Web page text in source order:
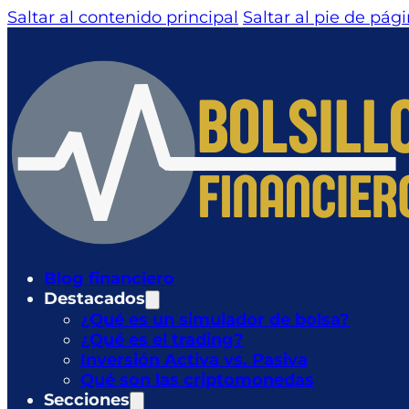
Saltar al contenido principal Saltar al pie de
Blog financiero
Destacados
¿Qué es un simulador de bolsa?
¿Qué es el trading?
Inversión Activa vs. Pasiva
Qué son las criptomonedas
Secciones